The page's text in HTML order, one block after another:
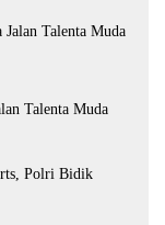
Talenta Muda